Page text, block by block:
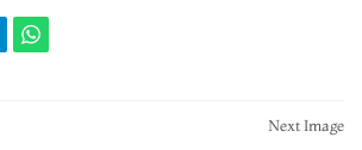
Next Image